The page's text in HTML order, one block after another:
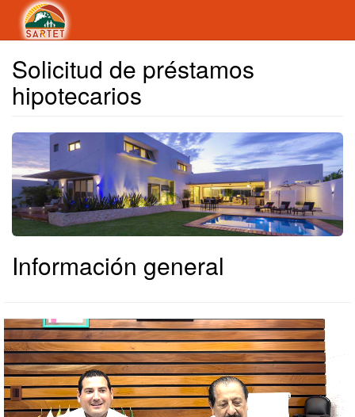
Solicitud de préstamos
hipotecarios
Información general